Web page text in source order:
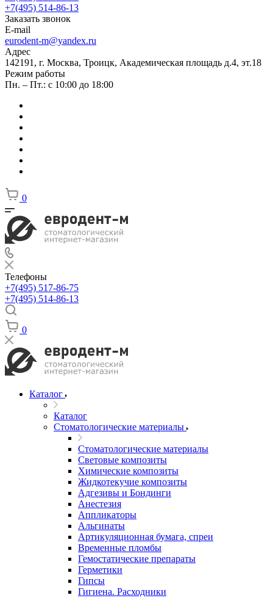
+7(495) 514-86-13
Заказать звонок
E-mail
eurodent-m@yandex.ru
Адрес
142191, г. Москва, Троицк, Академическая площадь д.4, эт.18
Режим работы
Пн. – Пт.: с 10:00 до 18:00
0
Телефоны
+7(495) 517-86-75
+7(495) 514-86-13
0
Каталог
Каталог
Стоматологические материалы
Стоматологические материалы
Световые композиты
Химические композиты
Жидкотекучие композиты
Адгезивы и Бондинги
Анестезия
Аппликаторы
Альгинаты
Артикуляционная бумага, спреи
Временные пломбы
Гемостатические препараты
Герметики
Гипсы
Гигиена. Расходники